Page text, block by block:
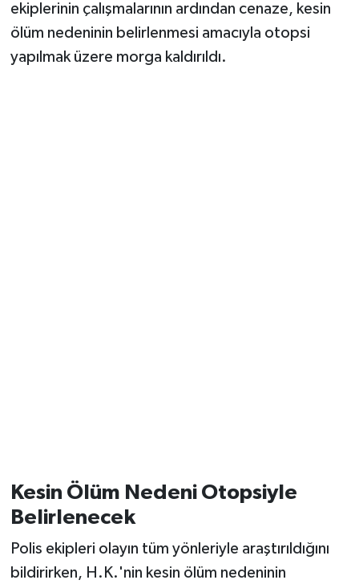
ekiplerinin çalışmalarının ardından cenaze, kesin
ölüm nedeninin belirlenmesi amacıyla otopsi
yapılmak üzere morga kaldırıldı.
Kesin Ölüm Nedeni Otopsiyle
Belirlenecek
Polis ekipleri olayın tüm yönleriyle araştırıldığını
bildirirken, H.K.'nin kesin ölüm nedeninin